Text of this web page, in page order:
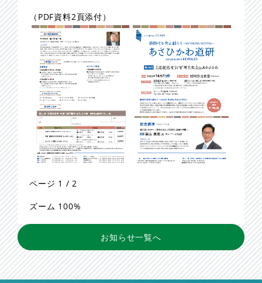
（PDF資料2頁添付）
ページ 1 /2
ズーム 100%
お知らせ一覧へ